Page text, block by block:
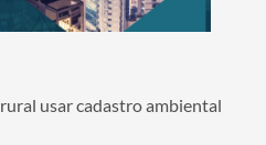
usar cadastro ambiental